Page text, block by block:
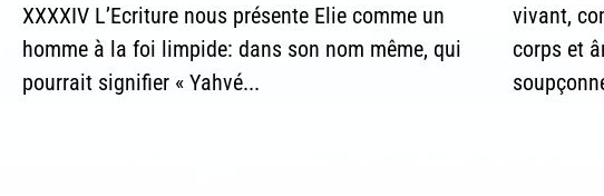
XXXXIV L’Ecriture nous présente Elie comme un
homme à la foi limpide: dans son nom même, qui
pourrait signifier « Yahvé...
vivant,
corps et